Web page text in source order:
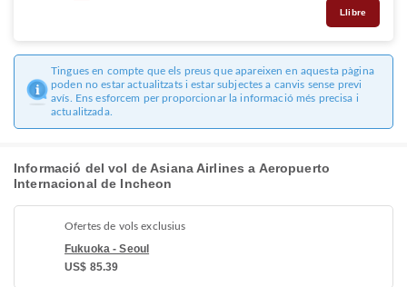
Llibre
Tingues en compte que els preus que apareixen en aquesta pàgina
poden no estar actualitzats i estar subjectes a canvis sense previ
avís. Ens esforcem per proporcionar la informació més precisa i
actualitzada.
Informació del vol de Asiana Airlines a Aeropuerto
Internacional de Incheon
Ofertes de vols exclusius
Fukuoka - Seoul
US$ 85.39